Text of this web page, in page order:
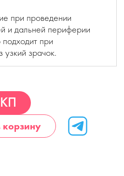
при проведении
и дальней периферии
при
узкий зрачок.
корзину